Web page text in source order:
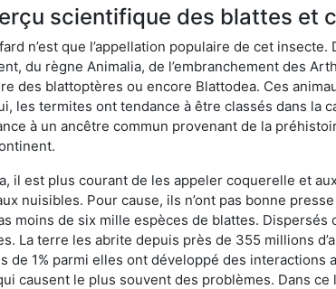
scientifique des blattes et
n’est que l’appellation populaire de cet
du règne Animalia, de l’embranchement des
des blattoptères ou encore Blattodea. Ces
les termites ont tendance à être classés dans la
à un ancêtre commun provenant de la
il est plus courant de les appeler coquerelle et
nuisibles. Pour cause, ils n’ont pas bonne
moins de six mille espèces de blattes.
La terre les abrite depuis près de 355 millions
de 1% parmi elles ont développé des interactions
causent le plus souvent des problèmes. Dans